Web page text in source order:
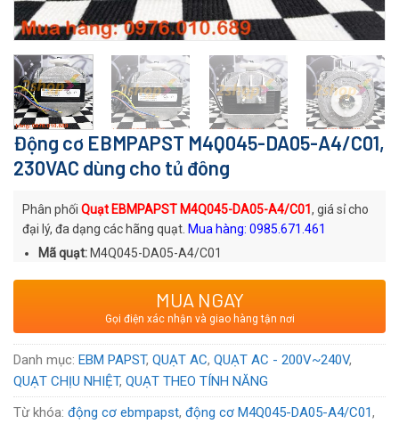
Động cơ EBMPAPST M4Q045-DA05-A4/C01,
230VAC dùng cho tủ đông
Phân phối Quạt EBMPAPST M4Q045-DA05-A4/C01 , giá sỉ cho
đại lý, đa dạng các hãng quạt. Mua hàng: 0985.671.461
Mã quạt: M4Q045-DA05-A4/C01
Thương hiệu: Quạt AC EBMPAPST
: Thương hiệu Đức sản xuất tại Trung Quốc
Voltage:230VAC
MUA NGAY
Gọi điện xác nhận và giao hàng tận nơi
Danh mục: EBM PAPST, QUẠT AC, QUẠT AC - 200V~240V,
QUẠT CHỊU NHIỆT, QUẠT THEO TÍNH NĂNG
Từ khóa: động cơ ebmpapst, động cơ M4Q045-DA05-A4/C01,